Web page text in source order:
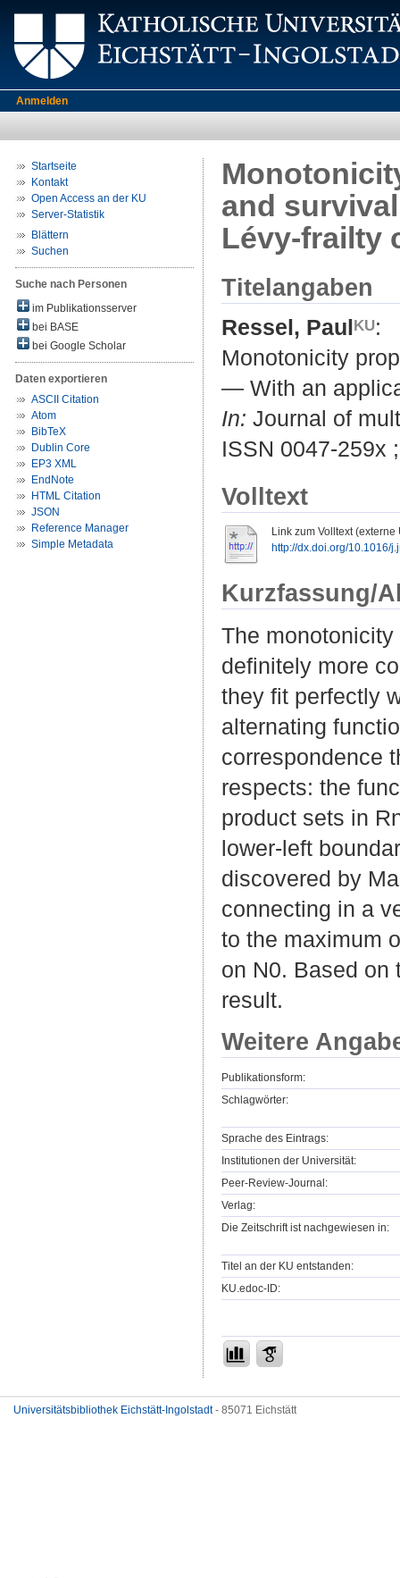
Anmelden
Startseite
Kontakt
Open Access an der KU
Server-Statistik
Blättern
Suchen
Suche nach Personen
im Publikationsserver
bei BASE
bei Google Scholar
Daten exportieren
ASCII Citation
Atom
BibTeX
Dublin Core
EP3 XML
EndNote
HTML Citation
JSON
Reference Manager
Simple Metadata
and
Lévy-frailty
Titelangaben
Ressel, Paul
:
Monotonicity
— With an
In: Journal of
ISSN 0047-259x
Volltext
Link zum Volltext (externe
http://dx.doi.org/10.1016/
Kurzfassung/
The
definitely more
they fit perfectly
alternating
correspondence
respects: the
product sets in
lower-left
discovered by
connecting in a
to the maximum
on N0. Based on
result.
Weitere
Publikationsform:
Schlagwörter:
Sprache des Eintrags:
Institutionen der Universität:
Peer-Review-Journal:
Verlag:
Die Zeitschrift ist nachgewiesen in:
Titel an der KU entstanden:
KU.edoc-ID:
Universitätsbibliothek Eichstätt-Ingolstadt- 85071 Eichstätt